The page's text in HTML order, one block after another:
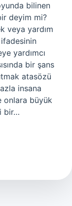
bilinen
deyim mi?
veya yardım
ifadesinin
yardımcı
bir şans
atasözü
insana
onlara büyük
bir…